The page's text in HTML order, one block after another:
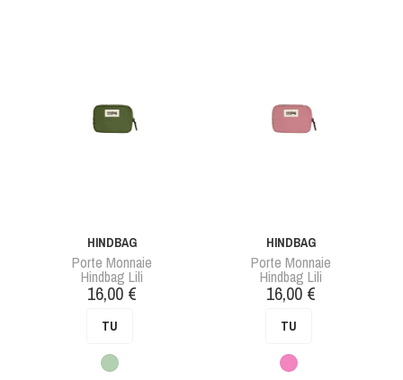
HINDBAG
Porte Monnaie
Hindbag Lili
Prix
16,00 €
TU
Vert
HINDBAG
Porte Monnaie
Hindbag Lili
Prix
16,00 €
TU
Rose